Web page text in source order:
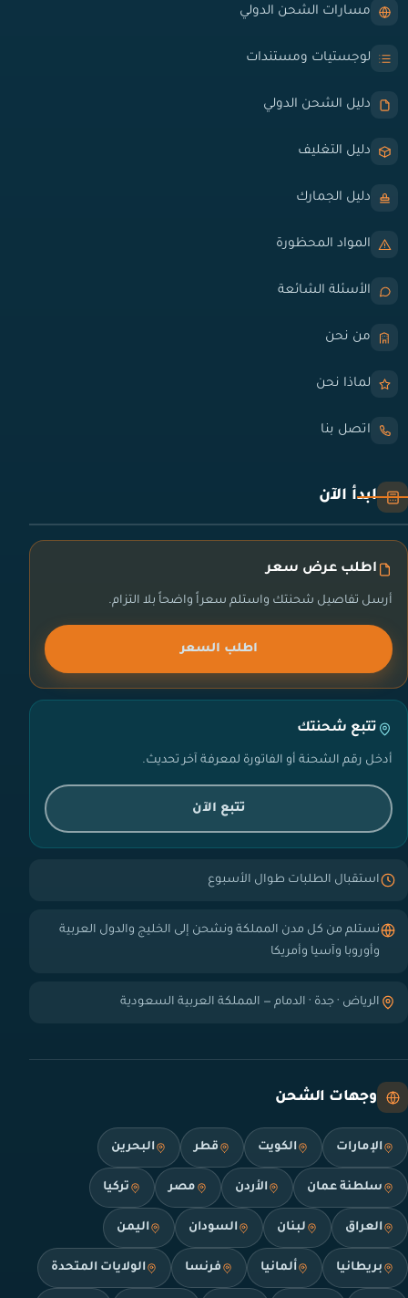
مسارات الشحن الدولي
لوجستيات ومستندات
دليل الشحن الدولي
دليل التغليف
دليل الجمارك
المواد المحظورة
الأسئلة الشائعة
من نحن
لماذا نحن
اتصل بنا
ابدأ الآن
اطلب عرض سعر
أرسل تفاصيل شحنتك واستلم سعراً واضحاً بلا التزام.
اطلب السعر
تتبع شحنتك
أدخل رقم الشحنة أو الفاتورة لمعرفة آخر تحديث.
تتبع الآن
استقبال الطلبات طوال الأسبوع
نستلم من كل مدن المملكة ونشحن إلى الخليج والدول العربية
وأوروبا وآسيا وأمريكا
الرياض · جدة · الدمام — المملكة العربية السعودية
وجهات الشحن
الإمارات الكويت قطر البحرين
سلطنة عمان الأردن مصر تركيا
العراق لبنان السودان اليمن
بريطانيا ألمانيا فرنسا الولايات المتحدة